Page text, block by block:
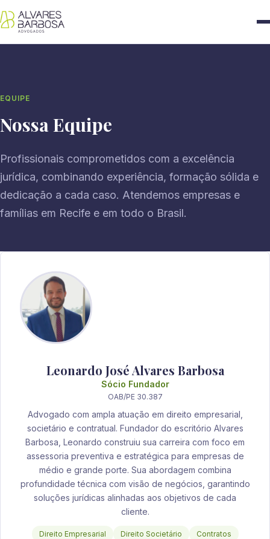
EQUIPE
Nossa Equipe
Profissionais comprometidos com a excelência
jurídica, combinando experiência, formação sólida e
dedicação a cada caso. Atendemos empresas e
famílias em Recife e em todo o Brasil.
Leonardo José Alvares Barbosa
Sócio Fundador
OAB/PE 30.387
Advogado com ampla atuação em direito empresarial,
societário e contratual. Fundador do escritório Alvares
Barbosa, Leonardo construiu sua carreira com foco em
assessoria preventiva e estratégica para empresas de
médio e grande porte. Sua abordagem combina
profundidade técnica com visão de negócios, garantindo
soluções jurídicas alinhadas aos objetivos de cada
cliente.
Direito Empresarial Direito Societário
Contratos